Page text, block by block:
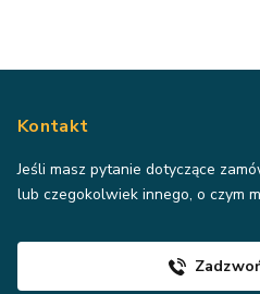
Kontakt
Jeśli masz pytanie dotyczące
lub czegokolwiek innego, o czym